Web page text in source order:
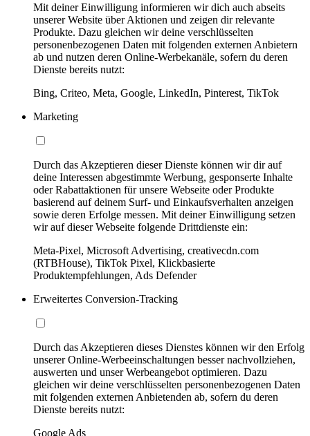
Mit deiner Einwilligung informieren wir dich auch abseits
unserer Website über Aktionen und zeigen dir relevante
Produkte. Dazu gleichen wir deine verschlüsselten
personenbezogenen Daten mit folgenden externen Anbietern
ab und nutzen deren Online-Werbekanäle, sofern du deren
Dienste bereits nutzt:
Bing, Criteo, Meta, Google, LinkedIn, Pinterest, TikTok
Marketing
Durch das Akzeptieren dieser Dienste können wir dir auf
deine Interessen abgestimmte Werbung, gesponserte Inhalte
oder Rabattaktionen für unsere Webseite oder Produkte
basierend auf deinem Surf- und Einkaufsverhalten anzeigen
sowie deren Erfolge messen. Mit deiner Einwilligung setzen
wir auf dieser Webseite folgende Drittdienste ein:
Meta-Pixel, Microsoft Advertising, creativecdn.com
(RTBHouse), TikTok Pixel, Klickbasierte
Produktempfehlungen, Ads Defender
Erweitertes Conversion-Tracking
Durch das Akzeptieren dieses Dienstes können wir den Erfolg
unserer Online-Werbeeinschaltungen besser nachvollziehen,
auswerten und unser Werbeangebot optimieren. Dazu
gleichen wir deine verschlüsselten personenbezogenen Daten
mit folgenden externen Anbietenden ab, sofern du deren
Dienste bereits nutzt:
Google Ads